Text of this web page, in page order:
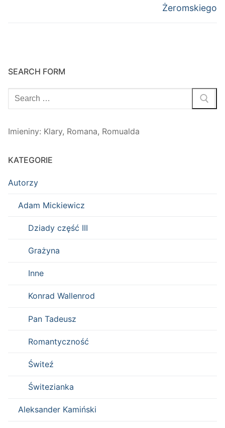
Żeromskiego
SEARCH FORM
Szukaj:
Imieniny: Klary, Romana, Romualda
KATEGORIE
Autorzy
Adam Mickiewicz
Dziady część III
Grażyna
Inne
Konrad Wallenrod
Pan Tadeusz
Romantyczność
Świteź
Świtezianka
Aleksander Kamiński